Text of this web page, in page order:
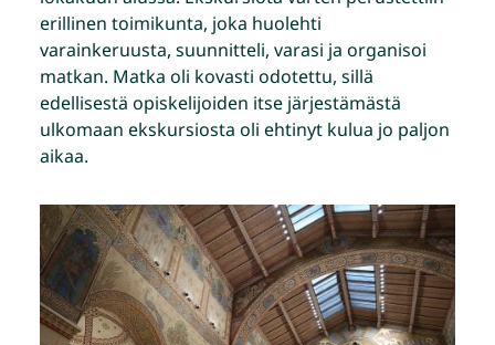
erillinen toimikunta, joka huolehti
varainkeruusta, suunnitteli, varasi ja organisoi
matkan. Matka oli kovasti odotettu, sillä
edellisestä opiskelijoiden itse järjestämästä
ulkomaan ekskursiosta oli ehtinyt kulua jo paljon
aikaa.